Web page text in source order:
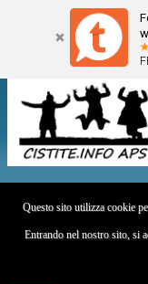
Questo sito utilizza cookie
Entrando nel nostro sito, si